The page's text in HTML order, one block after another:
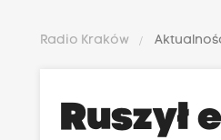
Radio Kraków
Ruszył